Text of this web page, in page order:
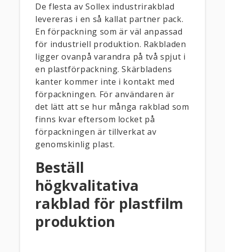
De flesta av Sollex industrirakblad
levereras i en så kallat partner pack.
En förpackning som är väl anpassad
för industriell produktion. Rakbladen
ligger ovanpå varandra på två spjut i
en plastförpackning. Skärbladens
kanter kommer inte i kontakt med
förpackningen. För användaren är
det lätt att se hur många rakblad som
finns kvar eftersom locket på
förpackningen är tillverkat av
genomskinlig plast.
Beställ
högkvalitativa
rakblad för plastfilm
produktion